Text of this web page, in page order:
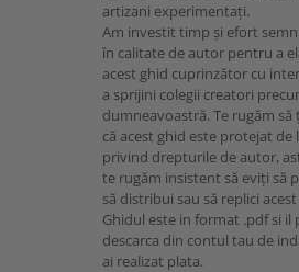
artizani experimentați.
Am investit timp și efort
în calitate de autor pentru a
acest ghid cuprinzător cu
a sprijini colegii creatori
dumneavoastră. Te rugăm să
că acest ghid este protejat de
privind drepturile de autor,
te rugăm insistent să eviți să
să distribui sau să replici acest
Ghidul este in format .pdf si il
descarca din contul tau de
ai realizat plata.